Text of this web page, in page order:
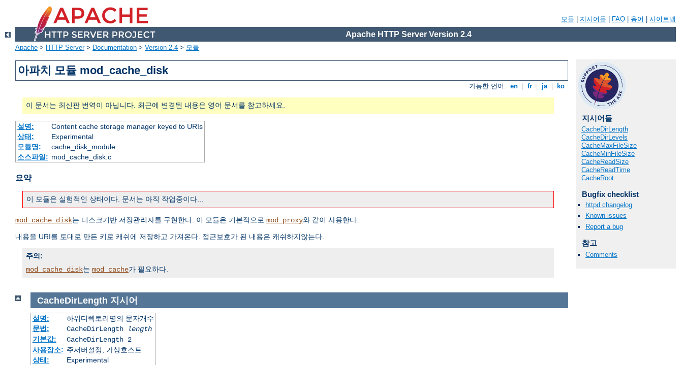
모듈 지시어들 FAQ 용어 사이트맵
Apache HTTP Server Version 2.4
Apache > HTTP Server> Documentation > Version 2.4 > 모듈
아파치 모듈 mod_cache_disk
가능한 언어: en fr ja ko
이 문서는 최신판 번역이 아닙니다. 최근에 변경된 내용은 영어 문서를 참고하세요.
설명:
Content cache storage manager keyed to URIs
상태:
Experimental
모듈명:
cache_disk_module
소스파일: mod_cache_disk.c
요약
이 모듈은 실험적인 상태이다. 문서는 아직 작업중이다...
mod_cache_disk는 디스크기반 저장관리자를 구현한다. 이 모듈은 기본적으로 mod_proxy와 같이 사용한다.
내용을 URI를 토대로 만든 키로 캐쉬에 저장하고 가져온다. 접근보호가 된 내용은 캐쉬하지않는다.
주의:
mod_cache_disk는 mod_cache가 필요하다.
지시어들
CacheDirLength
CacheDirLevels
CacheMaxFileSize
CacheMinFileSize
CacheReadSize
CacheReadTime
CacheRoot
Bugfix checklist
httpd changelog
Known issues
Report a bug
참고
Comments
CacheDirLength 지시어
설명:
하위디렉토리명의 문자개수
문법:
CacheDirLength
length
기본값:
CacheDirLength 2
사용장소: 주서버설정, 가상호스트
상태:
Experimental